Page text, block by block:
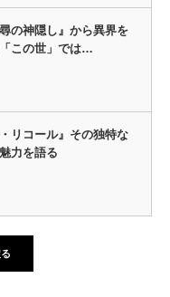
の神隠し』から異界を
この世」では…
リコール』その独特な
力を語る